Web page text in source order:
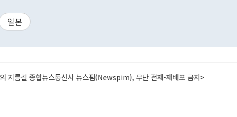
일본
지름길 종합뉴스통신사 뉴스핌(Newspim), 무단 전재-재배포 금지>